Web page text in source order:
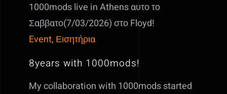
1000mods live in Athens αυτο το
Σαββατο(7/03/2026) στο Floyd!
Event, Εισητήρια
8years with 1000mods!
My collaboration with 1000mods started